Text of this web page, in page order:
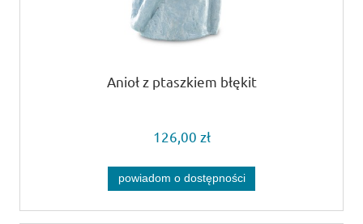
Anioł z ptaszkiem błękit
126,00 zł
powiadom o dostępności